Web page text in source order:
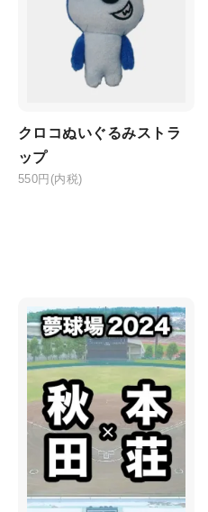
クロコぬいぐるみストラ
ップ
550円(内税)